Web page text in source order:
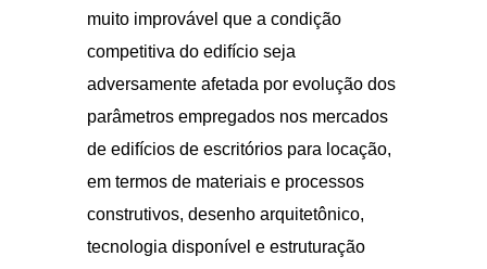
muito improvável que a condição
competitiva do edifício seja
adversamente afetada por evolução dos
parâmetros empregados nos mercados
de edifícios de escritórios para locação,
em termos de materiais e processos
construtivos, desenho arquitetônico,
tecnologia disponível e estruturação